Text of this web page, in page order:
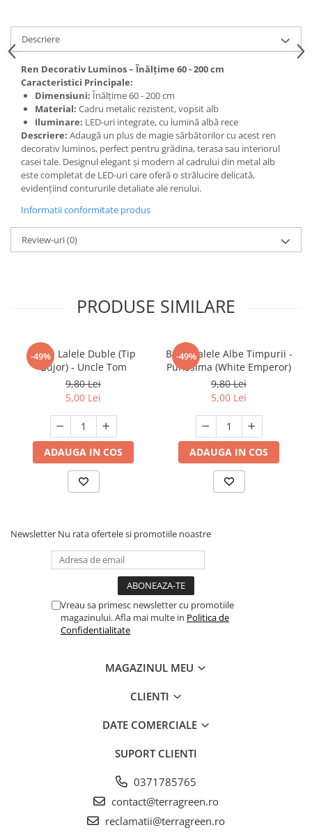
Descriere
Ren Decorativ Luminos – Înălțime 60 - 200 cm
Caracteristici Principale:
Dimensiuni: Înălțime 60 - 200 cm
Material: Cadru metalic rezistent, vopsit alb
Iluminare: LED-uri integrate, cu lumină albă rece
Descriere: Adaugă un plus de magie sărbătorilor cu acest ren
decorativ luminos, perfect pentru grădina, terasa sau interiorul
casei tale. Designul elegant și modern al cadrului din metal alb
este completat de LED-uri care oferă o strălucire delicată,
evidențiind contururile detaliate ale renului.
Informatii conformitate produs
Review-uri(0)
PRODUSE SIMILARE
-49%
Bulbi Lalele Duble (Tip
Bujor) - Uncle Tom
9,80 Lei
5,00 Lei
ADAUGA IN COS
-49%
Bulbi Lalele Albe Timpurii -
Purissima (White Emperor)
9,80 Lei
5,00 Lei
ADAUGA IN COS
Newsletter Nu rata ofertele si promotiile noastre
Vreau sa primesc newsletter cu promotiile
magazinului. Afla mai multe in Politica de
Confidentialitate
MAGAZINUL MEU
CLIENTI
DATE COMERCIALE
SUPORT CLIENTI
0371785765
contact@terragreen.ro
reclamatii@terragreen.ro